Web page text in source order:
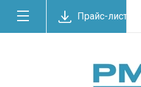
Прайс-лист